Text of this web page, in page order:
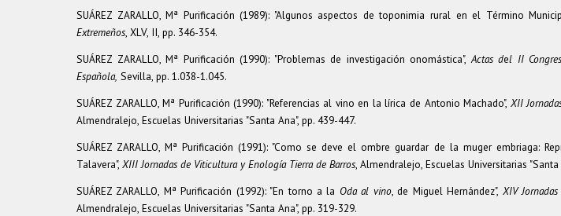
SUÁREZ ZARALLO, Mª Purificación (1989): "Algunos aspectos de toponimia rural en el Término
Extremeños, XLV, II, pp. 346-354.
SUÁREZ ZARALLO, Mª Purificación (1990): "Problemas de investigación onomástica",Actas del II
Española, Sevilla, pp. 1.038-1.045.
SUÁREZ ZARALLO, Mª Purificación (1990): "Referencias al vino en la lírica de Antonio Machado", XII
Almendralejo, Escuelas Universitarias "Santa Ana", pp. 439-447.
SUÁREZ ZARALLO, Mª Purificación (1991): "Como se deve el ombre guardar de la muger embriaga:
Talavera", XIII Jornadas de Viticultura y Enología Tierra de Barros, Almendralejo, Escuelas Universitarias "Santa
SUÁREZ ZARALLO, Mª Purificación (1992): "En torno a la Oda al vino, de Miguel Hernández", XIV
Almendralejo, Escuelas Universitarias "Santa Ana", pp. 319-329.